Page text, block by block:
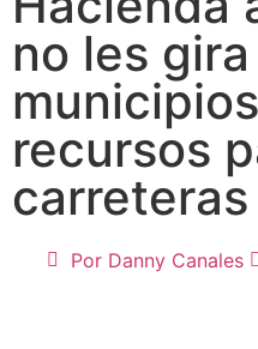
no les gira
recursos
carreteras
Por Danny Canales